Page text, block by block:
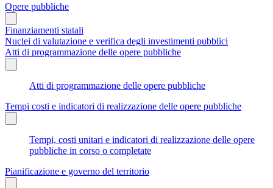
Opere pubbliche
Finanziamenti statali
Nuclei di valutazione e verifica degli investimenti pubblici
Atti di programmazione delle opere pubbliche
Atti di programmazione delle opere pubbliche
Tempi costi e indicatori di realizzazione delle opere pubbliche
Tempi, costi unitari e indicatori di realizzazione delle opere
pubbliche in corso o completate
Pianificazione e governo del territorio